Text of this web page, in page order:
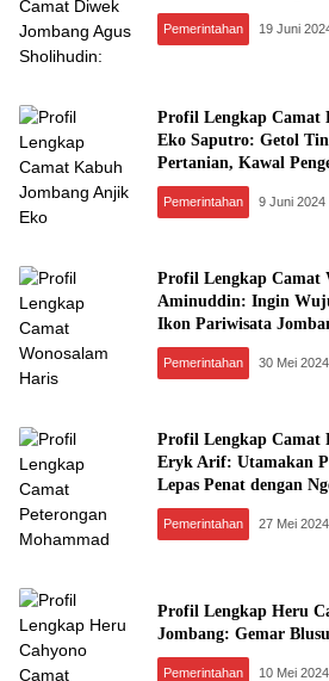
Pemerintahan 19 Juni
Profil Lengkap Camat
Eko Saputro: Getol
Pertanian, Kawal
Pemerintahan 9 Juni 2024
Profil Lengkap Camat
Aminuddin: Ingin
Ikon Pariwisata
Pemerintahan 30 Mei 2024
Profil Lengkap Camat
Eryk Arif: Utamakan
Lepas Penat dengan
Pemerintahan 27 Mei 2024
Profil Lengkap Heru
Jombang: Gemar
Pemerintahan 10 Mei 2024